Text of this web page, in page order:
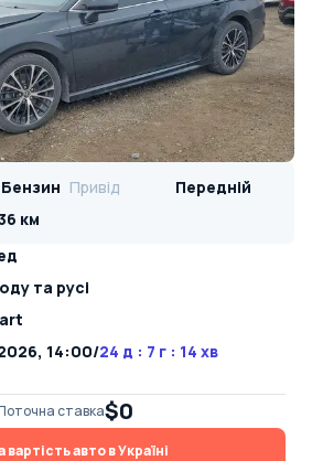
Привід
Передній
км
та русі
14:00/24 д : 7 г : 14 хв
ставка$0
вартість авто в Україні